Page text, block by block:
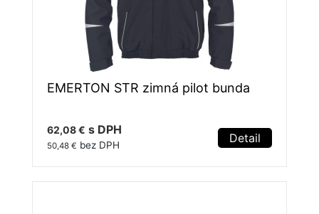
EMERTON STR zimná pilot bunda
62,08 € s DPH
50,48 € bez DPH Detail